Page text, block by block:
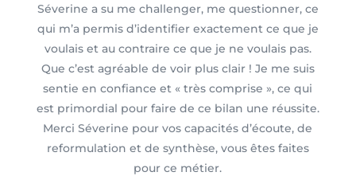
Séverine a su me challenger, me questionner, ce
qui m’a permis d’identifier exactement ce que je
voulais et au contraire ce que je ne voulais pas.
Que c’est agréable de voir plus clair ! Je me suis
sentie en confiance et « très comprise », ce qui
est primordial pour faire de ce bilan une réussite.
Merci Séverine pour vos capacités d’écoute, de
reformulation et de synthèse, vous êtes faites
pour ce métier.